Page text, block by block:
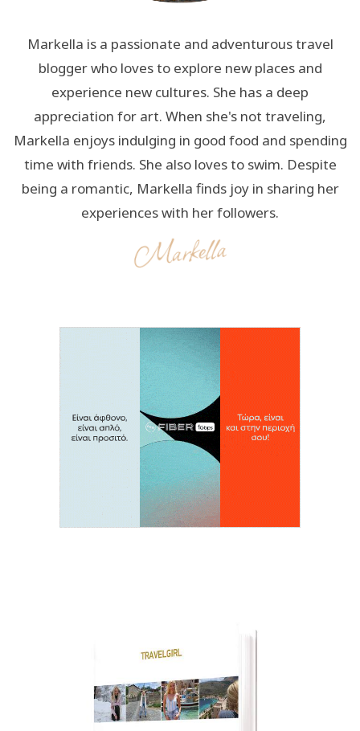
Markella is a passionate and adventurous travel
blogger who loves to explore new places and
experience new cultures. She has a deep
appreciation for art. When she's not traveling,
Markella enjoys indulging in good food and spending
time with friends. She also loves to swim. Despite
being a romantic, Markella finds joy in sharing her
experiences with her followers.